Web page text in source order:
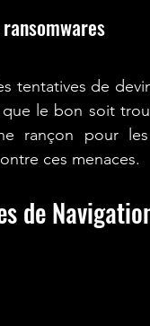
tentatives de
le bon soit
rançon pour
ces menaces.
de